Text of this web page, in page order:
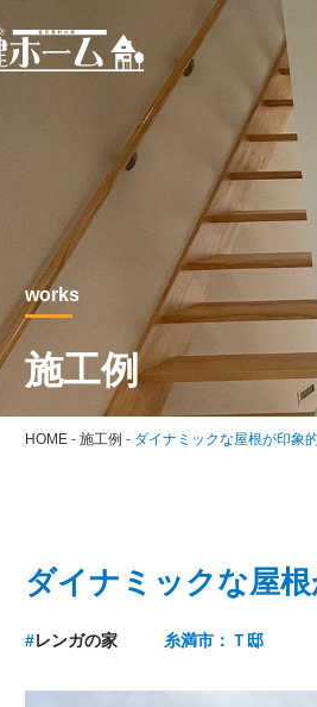
works
施工例
HOME - 施工例 - ダイナミックな屋根が印象
ダイナミックな屋
#レンガの家 糸満市：Ｔ邸